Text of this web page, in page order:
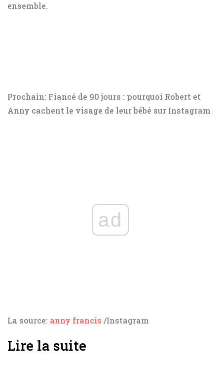
ensemble.
Prochain: Fiancé de 90 jours : pourquoi Robert et
Anny cachent le visage de leur bébé sur Instagram
ad
La source: anny francis /Instagram
Lire la suite